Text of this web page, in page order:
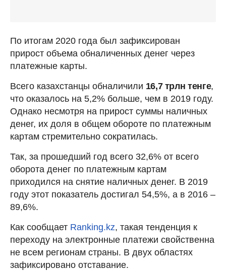
По итогам 2020 года был зафиксирован
прирост объема обналиченных денег через
платежные карты.
Всего казахстанцы обналичили 16,7 трлн тенге,
что оказалось на 5,2% больше, чем в 2019 году.
Однако несмотря на прирост суммы наличных
денег, их доля в общем обороте по платежным
картам стремительно сократилась.
Так, за прошедший год всего 32,6% от всего
оборота денег по платежным картам
приходился на снятие наличных денег. В 2019
году этот показатель достигал 54,5%, а в 2016 –
89,6%.
Как сообщает Ranking.kz, такая тенденция к
переходу на электронные платежи свойственна
не всем регионам страны. В двух областях
зафиксировано отставание.